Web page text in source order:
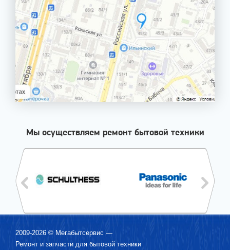
Мы осуществляем ремонт бытовой техники
2009-2026 © Мегабытсервис —
Ремонт и запчасти для бытовой техники